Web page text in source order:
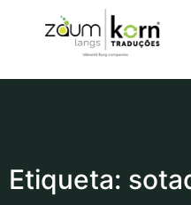
Etiqueta: